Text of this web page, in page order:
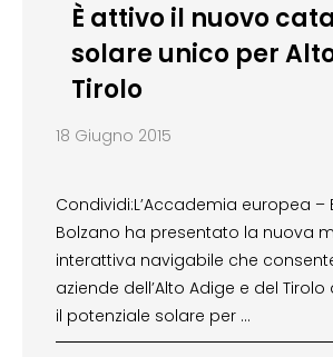
È attivo il nuovo
solare unico per
Tirolo
18 Giugno 2015
Condividi:L’Accademia europea –
Bolzano ha presentato la nuova
interattiva navigabile che
aziende dell’Alto Adige e del
il potenziale solare per …